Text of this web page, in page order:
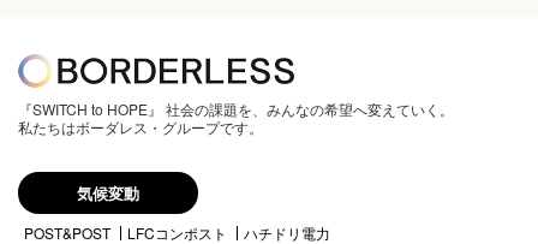
『SWITCH to HOPE』 社会の課題を、みんなの希望へ変えていく。
私たちはボーダレス・グループです。
気候変動
POST&POST LFCコンポスト ハチドリ電力